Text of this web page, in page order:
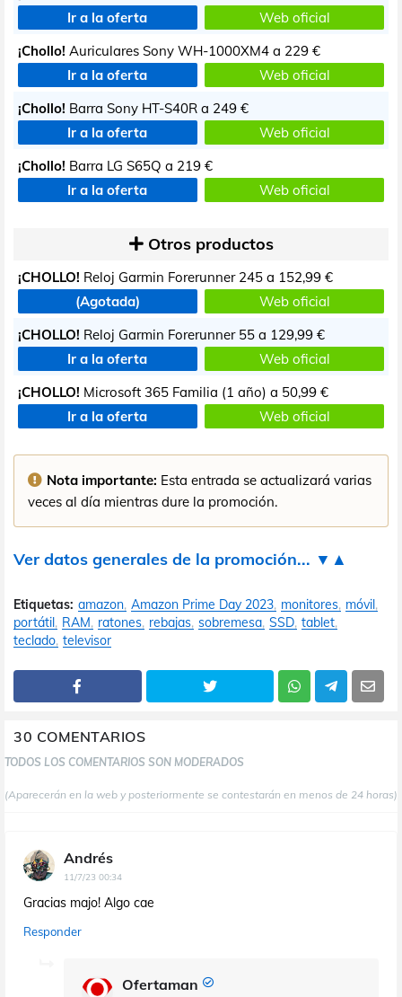
Ir a la oferta
Web oficial
¡Chollo! Auriculares Sony WH-1000XM4 a 229 €
Ir a la oferta
Web oficial
¡Chollo! Barra Sony HT-S40R a 249 €
Ir a la oferta
Web oficial
¡Chollo! Barra LG S65Q a 219 €
Ir a la oferta
Web oficial
Otros productos
¡CHOLLO! Reloj Garmin Forerunner 245 a 152,99 €
(Agotada)
Web oficial
¡CHOLLO! Reloj Garmin Forerunner 55 a 129,99 €
Ir a la oferta
Web oficial
¡CHOLLO! Microsoft 365 Familia (1 año) a 50,99 €
Ir a la oferta
Web oficial
Nota importante: Esta entrada se actualizará varias
veces al día mientras dure la promoción.
Ver datos generales de la promoción... ▼▲
Etiquetas: amazon Amazon Prime Day 2023 monitores móvil
portátil
RAM ratones rebajas sobremesa SSD tablet
teclado televisor
30 COMENTARIOS
TODOS LOS COMENTARIOS SON MODERADOS
(Aparecerán en la web y posteriormente se contestarán en menos de 24 horas)
Andrés
11/7/23 00:34
Gracias majo! Algo cae
Responder
Ofertaman